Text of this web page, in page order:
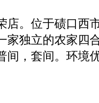
。位于碛口西
家独立的农家四
间，套间。环境